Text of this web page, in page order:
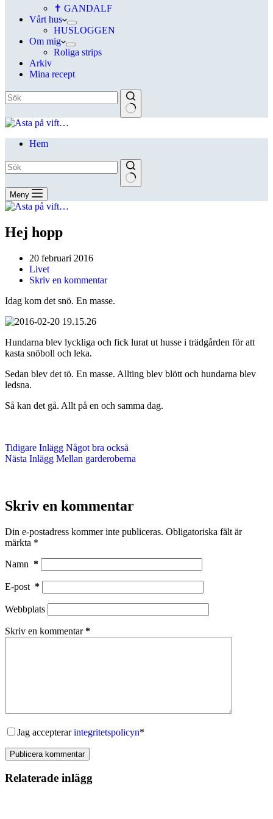
✝ GANDALF
Vårt hus
HUSLOGGEN
Om mig
Roliga strips
Arkiv
Mina recept
Hem
Meny
Hej hopp
20 februari 2016
Livet
Skriv en kommentar
Idag kom det snö. En masse.
Hundarna blev lyckliga och fick lurat ut husse i trädgården för att
kasta snöboll och leka.
Sedan blev det tö. En masse. Allting blev blött och hundarna blev
ledsna.
Så kan det gå. Allt på en och samma dag.
Tidigare Inlägg Något bra också
Nästa Inlägg Mellan garderoberna
Skriv en kommentar
Din e-postadress kommer inte publiceras. Obligatoriska fält är
märkta *
Namn *
E-post *
Webbplats
Skriv en kommentar*
Jag accepterarintegritetspolicyn*
Publicera kommentar
Relaterade inlägg